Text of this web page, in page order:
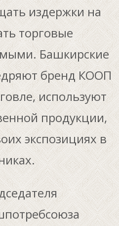
издержки на
торговые
Башкирские
бренд КООП
используют
продукции,
экспозициях в